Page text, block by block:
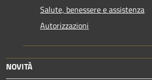
Salute, benessere e assistenza
Autorizzazioni
NOVITÀ